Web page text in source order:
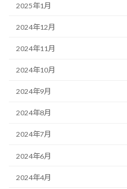
2025年1月
2024年12月
2024年11月
2024年10月
2024年9月
2024年8月
2024年7月
2024年6月
2024年4月